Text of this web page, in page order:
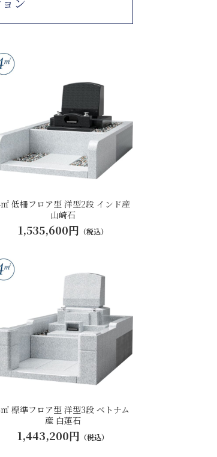
低柵フロア型 洋型2段 インド産
山崎石
1,535,600円 （税込）
標準フロア型 洋型3段 ベトナム
産 白蓮石
1,443,200円 （税込）